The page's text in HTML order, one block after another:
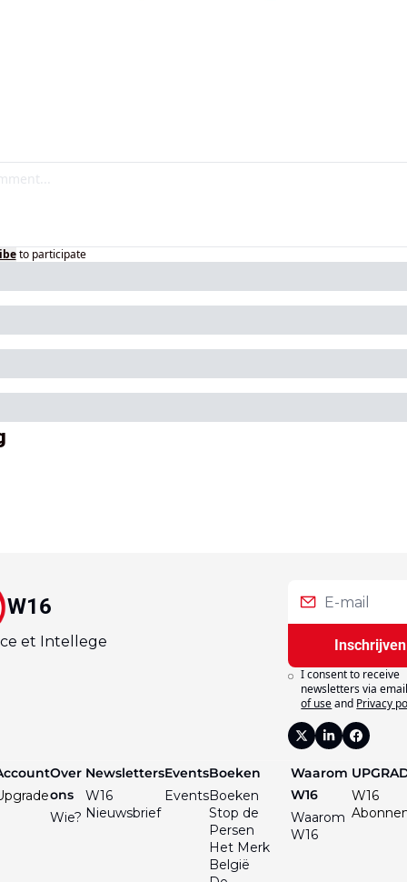
to participate
W16
et Intellege Inschrijven
I consent to receive
newsletters via
of useand Privacy
Over
ons
Wie?
Newsletters
W16
Nieuwsbrief
Events
Events
Boeken
Boeken
Stop de
Persen
Het Merk
België
Waarom
W16
Waarom
W16
W16